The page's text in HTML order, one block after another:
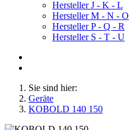
Hersteller J - K - L
Hersteller M - N - O
Hersteller P - Q - R
Hersteller S - T - U
Sie sind hier:
Geräte
KOBOLD 140 150